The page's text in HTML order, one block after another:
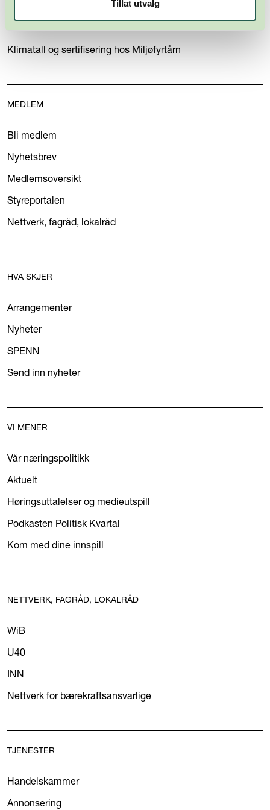
Tillat utvalg
Vedtekter
Klimatall og sertifisering hos Miljøfyrtårn
MEDLEM
Bli medlem
Nyhetsbrev
Medlemsoversikt
Styreportalen
Nettverk, fagråd, lokalråd
HVA SKJER
Arrangementer
Nyheter
SPENN
Send inn nyheter
VI MENER
Vår næringspolitikk
Aktuelt
Høringsuttalelser og medieutspill
Podkasten Politisk Kvartal
Kom med dine innspill
NETTVERK, FAGRÅD, LOKALRÅD
WiB
U40
INN
Nettverk for bærekraftsansvarlige
TJENESTER
Handelskammer
Annonsering